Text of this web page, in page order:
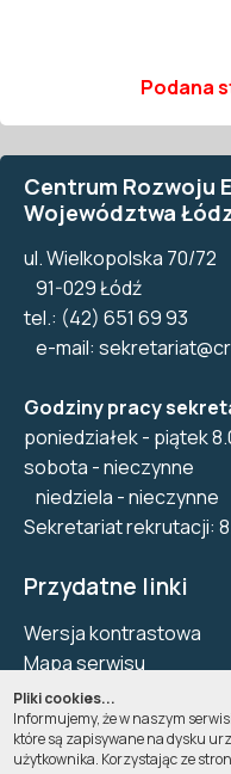
Podana
Centrum Rozwoju
Województwa
ul. Wielkopolska 70/72
91-029 Łódź
tel.: (42) 651 69 93
e-mail:
Godziny pracy
poniedziałek - piątek
sobota - nieczynne
niedziela - nieczynne
Sekretariat rekrutacji:
Przydatne linki
Wersja kontrastowa
Mapa serwisu
Biuletyn Informacji
Deklaracja dostępności
Pliki Cookie
Pliki cookies...
Informujemy, że w naszym
które są zapisywane na dysku
użytkownika. Korzystając ze